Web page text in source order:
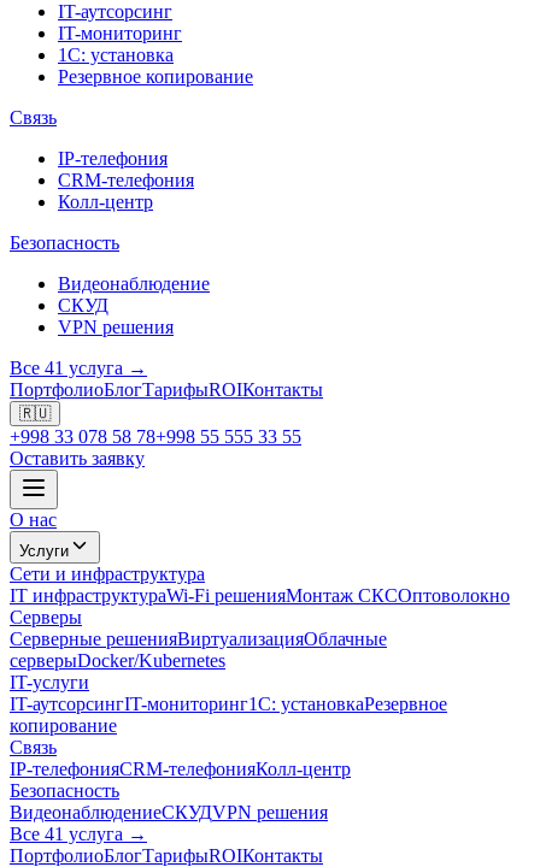
IT-аутсорсинг
IT-мониторинг
1С: установка
Резервное копирование
Связь
IP-телефония
CRM-телефония
Колл-центр
Безопасность
Видеонаблюдение
СКУД
VPN решения
Все 41 услуга →
ПортфолиоБлогТарифыROIКонтакты
🇷🇺
+998 33 078 58 78+998 55 555 33 55
Оставить заявку
О нас
Услуги
Сети и инфраструктура
IT инфраструктураWi-Fi решенияМонтаж СКСОптоволокно
Серверы
Серверные решенияВиртуализацияОблачные
серверыDocker/Kubernetes
IT-услуги
IT-аутсорсингIT-мониторинг1С: установкаРезервное
копирование
Связь
IP-телефонияCRM-телефонияКолл-центр
Безопасность
ВидеонаблюдениеСКУДVPN решения
Все 41 услуга →
ПортфолиоБлогТарифыROIКонтакты